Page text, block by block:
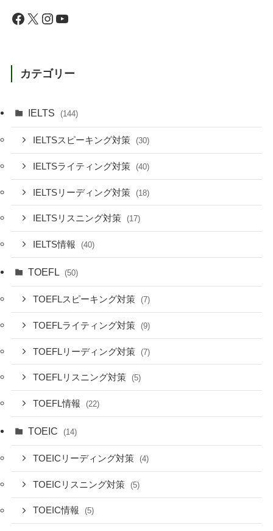
Facebook
X Instagram
YouTube
カテゴリー
IELTS (144)
IELTSスピーキング対策 (30)
IELTSライティング対策 (40)
IELTSリーディング対策 (18)
IELTSリスニング対策 (17)
IELTS情報 (40)
TOEFL (50)
TOEFLスピーキング対策 (7)
TOEFLライティング対策 (9)
TOEFLリーディング対策 (7)
TOEFLリスニング対策 (5)
TOEFL情報 (22)
TOEIC (14)
TOEICリーディング対策 (4)
TOEICリスニング対策 (5)
TOEIC情報 (5)